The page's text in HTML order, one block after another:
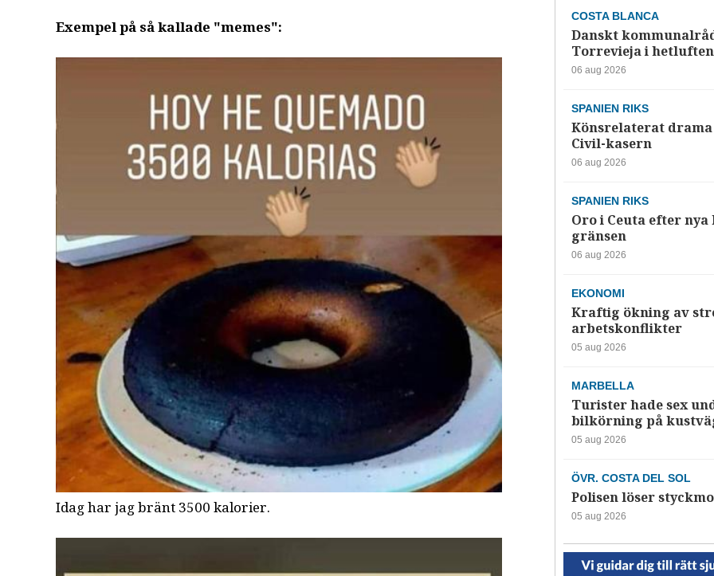
Exempel på så kallade "memes":
Idag har jag bränt 3500 kalorier.
COSTA BLANCA
Danskt
Torrevieja i hetluften
06 aug 2026
SPANIEN RIKS
Könsrelaterat
Civil-kasern
06 aug 2026
SPANIEN RIKS
Oro i Ceuta efter
gränsen
06 aug 2026
EKONOMI
Kraftig ökning av
arbetskonflikter
05 aug 2026
MARBELLA
Turister hade sex
bilkörning på
05 aug 2026
ÖVR. COSTA DEL SOL
Polisen löser
05 aug 2026